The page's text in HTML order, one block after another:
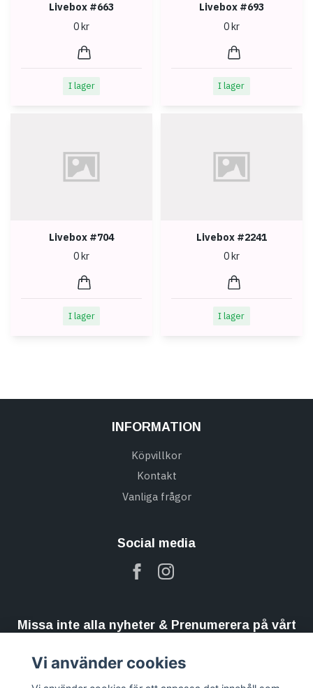
Livebox #663
0 kr
I lager
Livebox #693
0 kr
I lager
Livebox #704
0 kr
I lager
Livebox #2241
0 kr
I lager
INFORMATION
Köpvillkor
Kontakt
Vanliga frågor
Social media
Missa inte alla nyheter & Prenumerera på vårt
Vi använder cookies